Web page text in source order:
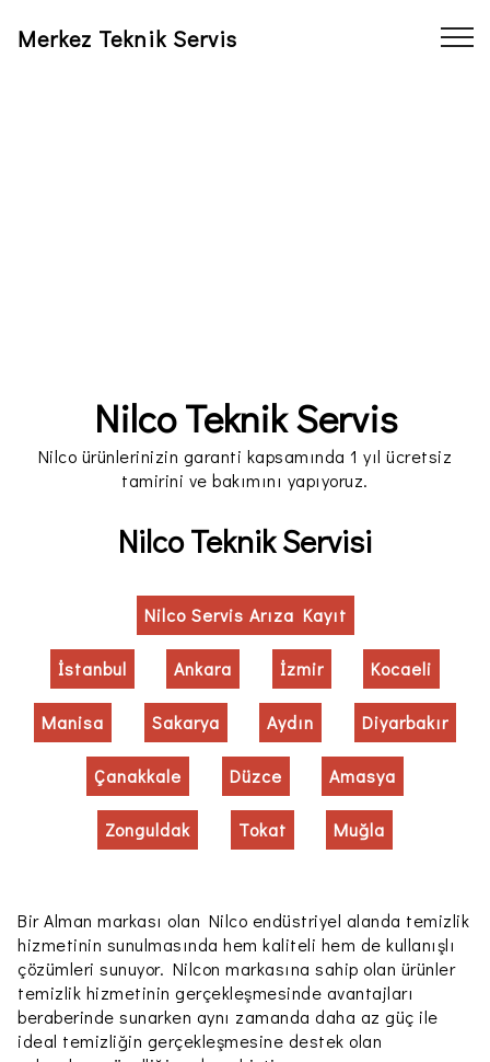
Merkez Teknik Servis
Nilco Teknik Servis
Nilco ürünlerinizin garanti kapsamında 1 yıl ücretsiz
tamirini ve bakımını yapıyoruz.
Nilco Teknik Servisi
Nilco Servis Arıza Kayıt
İstanbul Ankara İzmir Kocaeli
Manisa Sakarya Aydın Diyarbakır
Çanakkale Düzce Amasya
Zonguldak Tokat Muğla
Bir Alman markası olan Nilco endüstriyel alanda temizlik
hizmetinin sunulmasında hem kaliteli hem de kullanışlı
çözümleri sunuyor. Nilcon markasına sahip olan ürünler
temizlik hizmetinin gerçekleşmesinde avantajları
beraberinde sunarken aynı zamanda daha az güç ile
ideal temizliğin gerçekleşmesine destek olan